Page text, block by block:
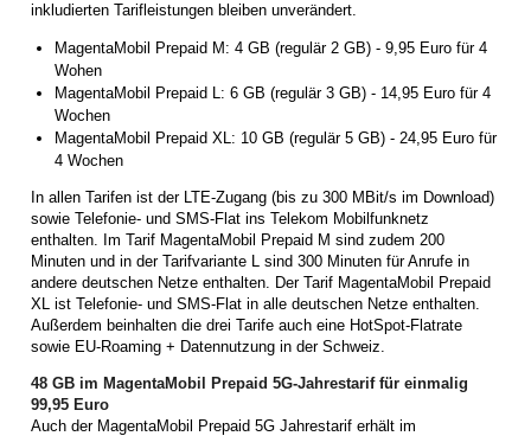
inkludierten Tarifleistungen bleiben unverändert.
MagentaMobil Prepaid M: 4 GB (regulär 2 GB) - 9,95 Euro für 4
Wohen
MagentaMobil Prepaid L: 6 GB (regulär 3 GB) - 14,95 Euro für 4
Wochen
MagentaMobil Prepaid XL: 10 GB (regulär 5 GB) - 24,95 Euro für
4 Wochen
In allen Tarifen ist der LTE-Zugang (bis zu 300 MBit/s im Download)
sowie Telefonie- und SMS-Flat ins Telekom Mobilfunknetz
enthalten. Im Tarif MagentaMobil Prepaid M sind zudem 200
Minuten und in der Tarifvariante L sind 300 Minuten für Anrufe in
andere deutschen Netze enthalten. Der Tarif MagentaMobil Prepaid
XL ist Telefonie- und SMS-Flat in alle deutschen Netze enthalten.
Außerdem beinhalten die drei Tarife auch eine HotSpot-Flatrate
sowie EU-Roaming + Datennutzung in der Schweiz.
48 GB im MagentaMobil Prepaid 5G-Jahrestarif für einmalig
99,95 Euro
Auch der MagentaMobil Prepaid 5G Jahrestarif erhält im